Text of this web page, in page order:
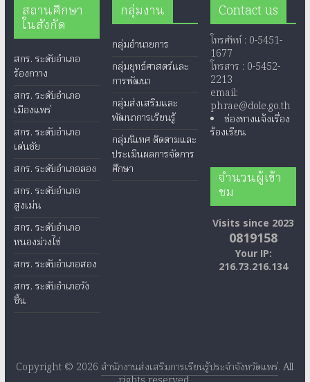
สถานศึกษา
ในสังกัด
สกร. ระดับอำเภอ
ร้องกวาง
สกร. ระดับอำเภอ
เมืองแพร่
สกร. ระดับอำเภอ
เด่นชัย
สกร. ระดับอำเภอลอง
สกร. ระดับอำเภอ
สูงเม่น
สกร. ระดับอำเภอ
หนองม่วงไข่
สกร. ระดับอำเภอสอง
สกร. ระดับอำเภอวัง
ชิ้น
กลุ่มงาน
กลุ่มอำนวยการ
กลุ่มยุทธ์ศาสตร์และ
การพัฒนา
กลุ่มส่งเสริมและ
พัฒนาการเรียนรู้
กลุ่มนิเทศ ติดตามและ
ประเมินผลการจัดการ
ศึกษา
Contact us
โทรศัพท์ : 0-5451-
1677
โทรสาร : 0-5452-
2213
email:
phrae@dole.go.th
ช่องทางแจ้งเรื่อง
ร้องเรียน
จำนวนผู้เข้า
ชม
Visits since 2023
0819158
Your IP:
216.73.216.134
Copyright © 2026 สำนักงานส่งเสริมการเรียนรู้ประจำจังหวัดแพร่. All